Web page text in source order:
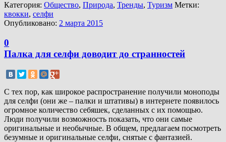
Категория: Общество, Природа, Тренды, Туризм Метки:
квокки, селфи
Опубликовано: 2 марта 2015
0
Палка для селфи доводит до странностей
С тех пор, как широкое распространение получили моноподы
для селфи (они же – палки и штативы) в интернете появилось
огромное количество себяшек, сделанных с их помощью.
Люди получили возможность показать, что они самые
оригинальные и необычные. В общем, предлагаем посмотреть
безумные и оригинальные селфи, снятые с фантазией.